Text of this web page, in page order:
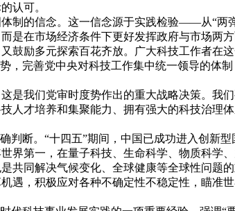
认可。
的信念。这一信念源于实践检验——从“两
是在市场经济条件下更好发挥政府与市场两
鼓励多元探索百花齐放。广大科技工作者在
，完善党中央对科技工作集中统一领导的体
我们党审时度势作出的重大战略决策。我
人才培养和集聚能力、拥有强大的科技治理
断。“十四五”期间，中国已成功进入创新
界第一，在量子科技、生命科学、物质科学
共同解决气候变化、全球健康等全球性问题
遇，积极应对各种不确定性不稳定性，瞄准